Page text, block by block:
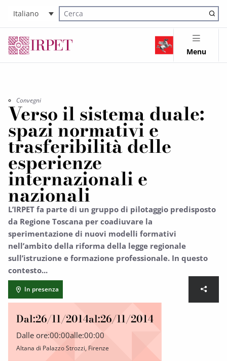
Italiano
Cerca nel sito
Menu
Convegni
Verso il sistema duale:
spazi normativi e
trasferibilità delle
esperienze
internazionali e
nazionali
L’IRPET fa parte di un gruppo di pilotaggio predisposto
da Regione Toscana per coadiuvare la
sperimentazione di nuovi modelli formativi
nell’ambito della riforma della legge regionale
sull’istruzione e formazione professionale. In questo
contesto...
In presenza
Dal:26/11/2014al:26/11/2014
Dalle ore:00:00alle:00:00
Altana di Palazzo Strozzi, Firenze